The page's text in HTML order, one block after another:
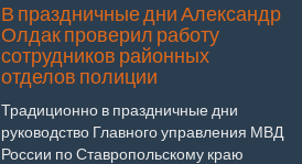
В праздничные дни Александр
Олдак проверил работу
сотрудников районных
отделов полиции
Традиционно в праздничные дни
руководство Главного управления МВД
России по Ставропольскому краю